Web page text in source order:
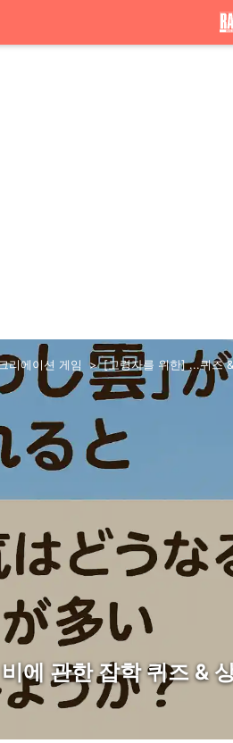
리에이션 게임 [고령자를 위한] ...퀴즈
에 관한 잡학 퀴즈 &